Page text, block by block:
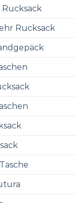
Rucksack